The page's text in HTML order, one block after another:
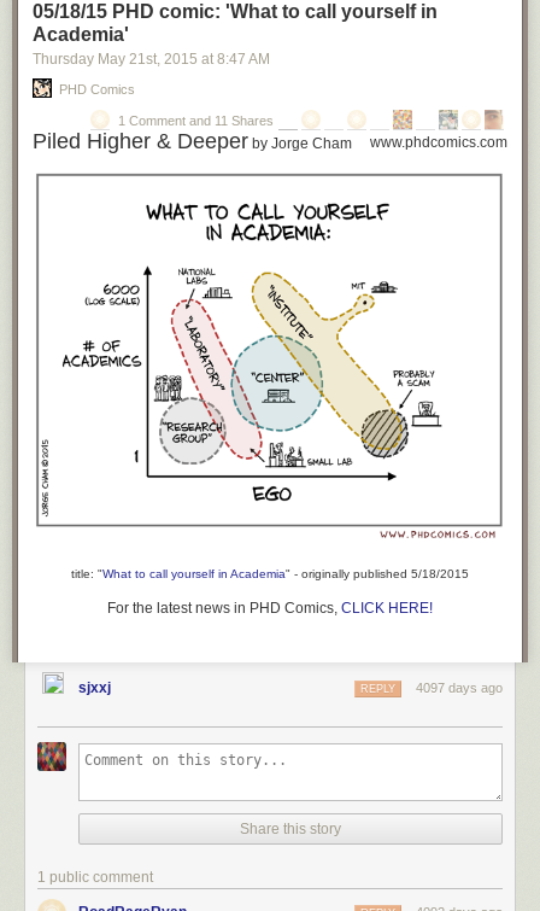
不久之前，互联网时代，人们可以用搜索引擎得到想要的信息，知识本身
就不再值钱了。注意不值钱不等于不重要 — 空气不值钱但是很重要 — 你
必须有知识，但是你不能单靠有知识获得财富。这个时代的知识价值在于
主动搜集和整理知识的能力。比如腾讯机器人新闻出来的第二天，“全媒
器新闻的状况，图文并茂通俗易懂，你说这篇文章值钱不值钱。
章、百科问答知道之类的文章，在近期都有可能完全由机器人来写。也许
媒体甚至根本就没必要保留这种文章，谁想了解哪方面内容完全可以随时
那么今天什么值钱？也许使用知识的能力值钱。你总不能用搜索引擎来诊
断自己的病情，对吧？还得靠医生的专业判断。
但是有一个非常厉害的东西已经存在多时了，它一旦被正式推向市场，就
会立即让使用知识的能力也变得不再值钱。这就是IBM的人工智能系
统，“华生”。它已经比任何医生懂得都多，它不再是简单搜索关键词，而是
在相当程度上能够“理解”你的问题，它可以被用于疾病诊断和提供治疗建
议。这样的系统，很快将会全面进入医学、法律和金融咨询领域。
也许用不了十年，它就将不再是“它”，而是“他”。
05/18/15 PHD comic: 'What to call yourself in
Academia'
Thursday May 21st, 2015 at 8:47 AM
PHD Comics
1 Comment and 11 Shares
Piled Higher & Deeper by Jorge Cham www.phdcomics.com
title: "What to call yourself in Academia" - originally published 5/18/2015
For the latest news in PHD Comics, CLICK HERE!
sjxxj 4097 days ago
REPLY
Share this story
1 public comment